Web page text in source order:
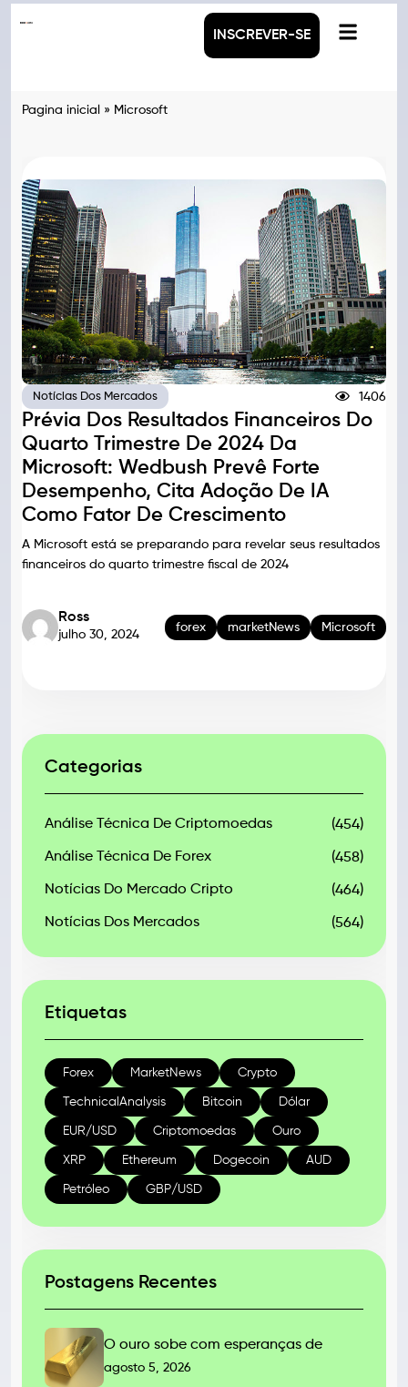
INSCREVER-SE
Pagina inicial » Microsoft
Notícias Dos Mercados 1406
Prévia Dos Resultados Financeiros Do
Quarto Trimestre De 2024 Da
Microsoft: Wedbush Prevê Forte
Desempenho, Cita Adoção De IA
Como Fator De Crescimento
A Microsoft está se preparando para revelar seus resultados
financeiros do quarto trimestre fiscal de 2024
Ross
julho 30, 2024
forex marketNews Microsoft
Categorias
Análise Técnica De Criptomoedas (454)
Análise Técnica De Forex (458)
Notícias Do Mercado Cripto (464)
Notícias Dos Mercados (564)
Etiquetas
Forex MarketNews Crypto
TechnicalAnalysis Bitcoin Dólar
EUR/USD Criptomoedas Ouro
XRP Ethereum Dogecoin AUD
Petróleo GBP/USD
Postagens Recentes
O ouro sobe com esperanças de
agosto 5, 2026